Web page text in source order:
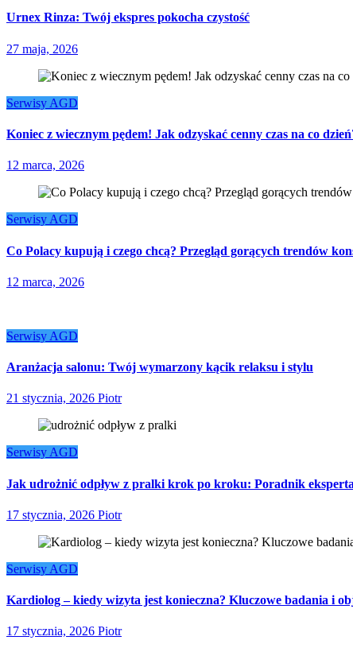
Urnex Rinza: Twój ekspres pokocha czystość
27 maja, 2026
Serwisy AGD
Koniec z wiecznym pędem! Jak odzyskać cenny czas na co
12 marca, 2026
Serwisy AGD
Co Polacy kupują i czego chcą? Przegląd gorących trendów
12 marca, 2026
Serwisy AGD
Aranżacja salonu: Twój wymarzony kącik relaksu i stylu
21 stycznia, 2026 Piotr
Serwisy AGD
Jak udrożnić odpływ z pralki krok po kroku: Poradnik eksperta
17 stycznia, 2026 Piotr
Serwisy AGD
Kardiolog – kiedy wizyta jest konieczna? Kluczowe badania i
17 stycznia, 2026 Piotr